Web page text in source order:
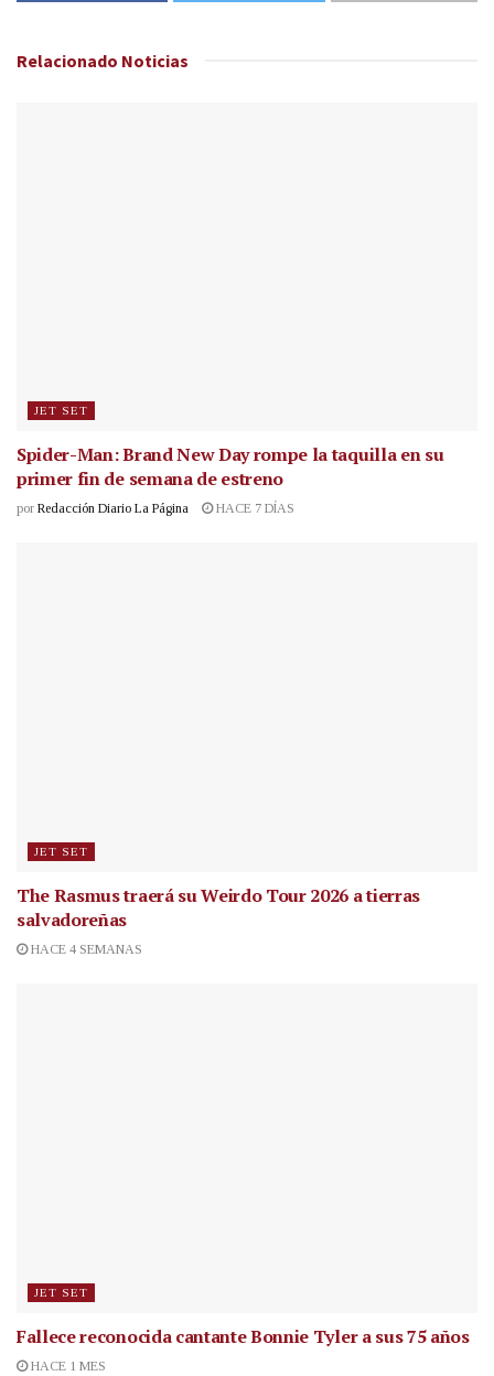
Relacionado Noticias
JET SET
Spider-Man: Brand New Day rompe la taquilla en su
primer fin de semana de estreno
por Redacción Diario La Página HACE 7 DÍAS
JET SET
The Rasmus traerá su Weirdo Tour 2026 a tierras
salvadoreñas
HACE 4 SEMANAS
JET SET
Fallece reconocida cantanteBonnie Tyler a sus 75 años
HACE 1 MES